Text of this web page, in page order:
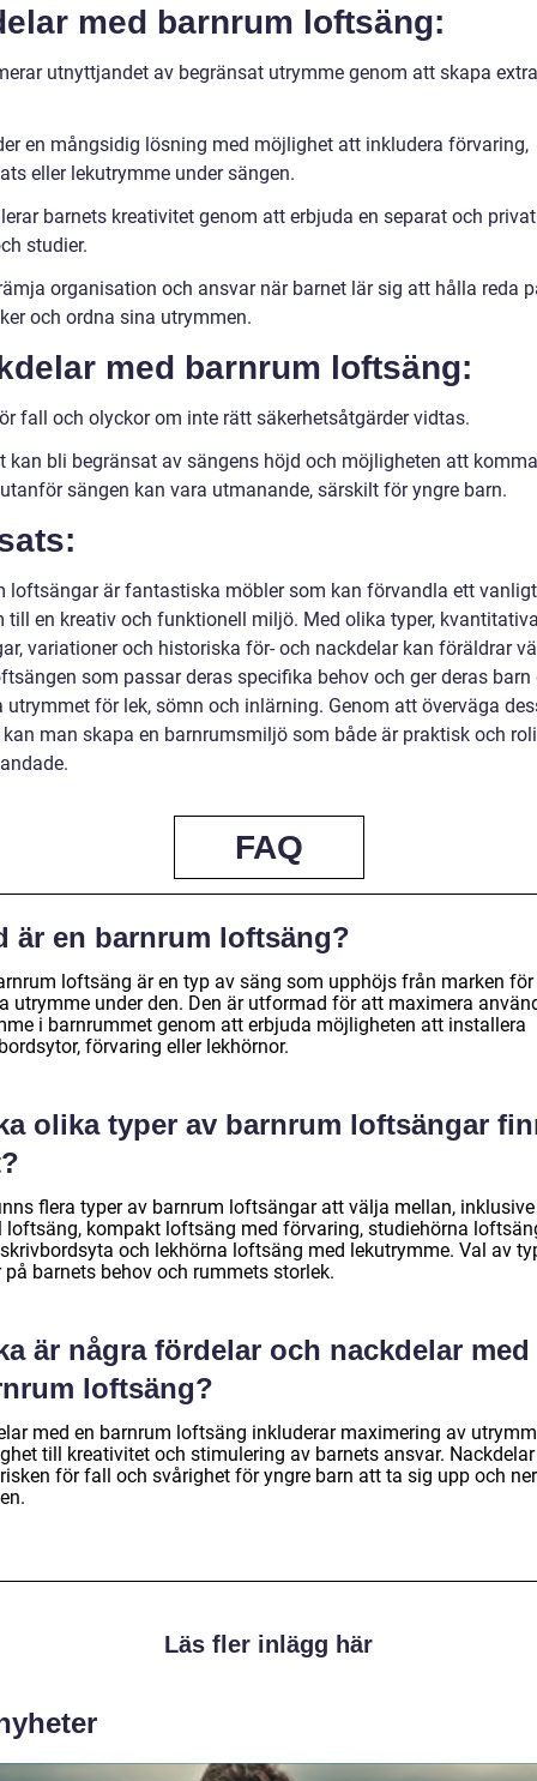
med barnrum loftsäng:
utnyttjandet av begränsat utrymme genom att skapa extra
en mångsidig lösning med möjlighet att inkludera förvaring,
eller lekutrymme under sängen.
barnets kreativitet genom att erbjuda en separat och
studier.
organisation och ansvar när barnet lär sig att hålla reda
och ordna sina utrymmen.
med barnrum loftsäng:
fall och olyckor om inte rätt säkerhetsåtgärder vidtas.
kan bli begränsat av sängens höjd och möjligheten att
sängen kan vara utmanande, särskilt för yngre barn.
loftsängar är fantastiska möbler som kan förvandla ett vanligt
till en kreativ och funktionell miljö. Med olika typer,
variationer och historiska för- och nackdelar kan föräldrar
som passar deras specifika behov och ger deras barn
utrymmet för lek, sömn och inlärning. Genom att överväga
man skapa en barnrumsmiljö som både är praktisk och
FAQ
är en barnrum loftsäng?
loftsäng är en typ av säng som upphöjs från marken
utrymme under den. Den är utformad för att maximera
i barnrummet genom att erbjuda möjligheten att installera
förvaring eller lekhörnor.
olika typer av barnrum loftsängar
flera typer av barnrum loftsängar att välja mellan, inklusive
loftsäng, kompakt loftsäng med förvaring, studiehörna
och lekhörna loftsäng med lekutrymme. Val av
på barnets behov och rummets storlek.
är några fördelar och nackdelar med
loftsäng?
med en barnrum loftsäng inkluderar maximering av
till kreativitet och stimulering av barnets ansvar.
för fall och svårighet för yngre barn att ta sig upp och
Läs fler inlägg här